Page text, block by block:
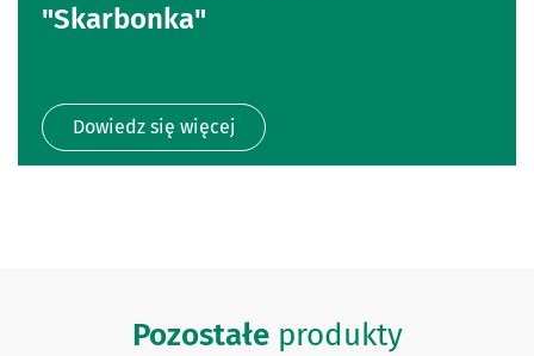
"Skarbonka"
Dowiedz się więcej
Pozostałeprodukty